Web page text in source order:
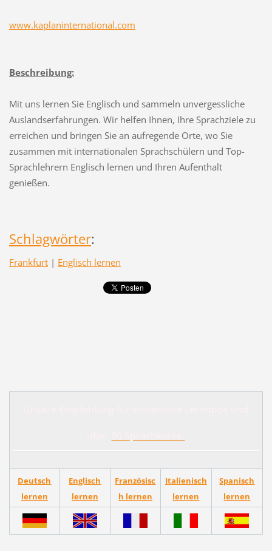
www.kaplaninternational.com
Beschreibung:
Mit uns lernen Sie Englisch und sammeln unvergessliche
Auslandserfahrungen. Wir helfen Ihnen, Ihre Sprachziele zu
erreichen und bringen Sie an aufregende Orte, wo Sie
zusammen mit internationalen Sprachschülern und Top-
Sprachlehrern Englisch lernen und Ihren Aufenthalt
genießen.
Schlagwörter:
Frankfurt | Englisch lernen
Deutsch
lernen
Englisch
lernen
Französisc
h lernen
Italienisch
lernen
Spanisch
lernen